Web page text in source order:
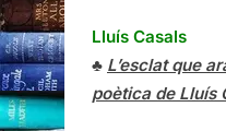
Lluís Casals
♣ L’esclat que
poètica de Lluís